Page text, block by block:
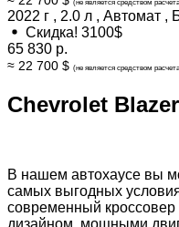
(не является средством
2022 г , 2.0 л , Автомат ,
Скидка! 3100$
65 830 р.
≈ 22 700 $ (не является средством
Chevrolet Blazer
В нашем автохаусе вы
самых выгодных
современный